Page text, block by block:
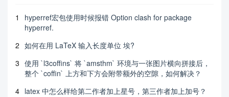
1
hyperref宏包使用时候报错 Option clash for package
hyperref.
2 如何在用 LaTeX 输入长度单位 埃?
3 使用 `l3coffins` 将 `amsthm` 环境与一张图片横向拼接后，
整个 `coffin` 上方和下方会附带额外的空隙，如何解决？
4 latex 中怎么样给第二作者加上星号，第三作者加上加号？